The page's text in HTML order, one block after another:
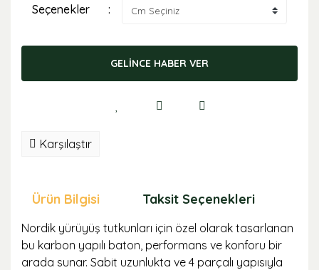
Seçenekler
GELİNCE HABER VER
Karşılaştır
Ürün Bilgisi Taksit Seçenekleri
Nordik yürüyüş tutkunları için özel olarak tasarlanan
bu karbon yapılı baton, performans ve konforu bir
arada sunar. Sabit uzunlukta ve 4 parçalı yapısıyla